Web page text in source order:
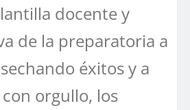
docente y
de la preparatoria a
éxitos y a
orgullo, los